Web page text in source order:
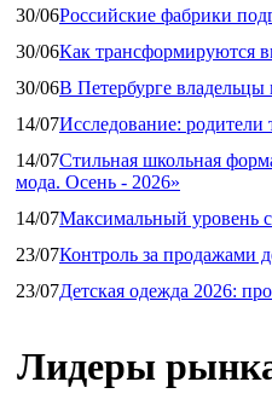
30/06Российские фабрики
30/06Как трансформируются
30/06В Петербурге
14/07Исследование: родители
14/07Стильная школьная
мода. Осень - 2026»
14/07Максимальный уровень
23/07Контроль за продажами
23/07Детская одежда 2026:
Лидеры рынка